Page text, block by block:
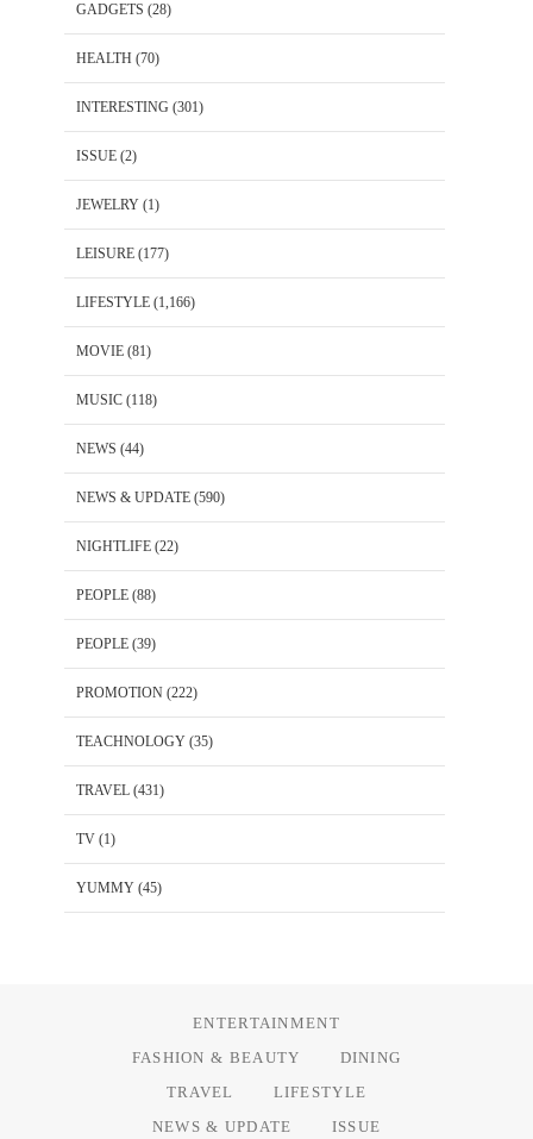
GADGETS (28)
HEALTH (70)
INTERESTING (301)
ISSUE (2)
JEWELRY (1)
LEISURE (177)
LIFESTYLE (1,166)
MOVIE (81)
MUSIC (118)
NEWS (44)
NEWS & UPDATE (590)
NIGHTLIFE (22)
PEOPLE (88)
PEOPLE (39)
PROMOTION (222)
TEACHNOLOGY (35)
TRAVEL (431)
TV (1)
YUMMY (45)
ENTERTAINMENT
FASHION & BEAUTY
DINING
TRAVEL
LIFESTYLE
NEWS & UPDATE
ISSUE